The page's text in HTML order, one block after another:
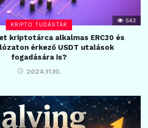
KRIPTO TUDÁSTÁR
543
kriptotárca alkalmas ERC20 és
érkező USDT utalások
fogadására is?
2024.11.10.